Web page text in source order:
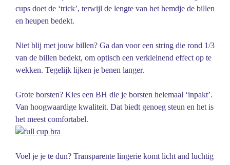
cups doet de ‘trick’, terwijl de lengte van het hemdje de billen
en heupen bedekt.
Niet blij met jouw billen? Ga dan voor een string die rond 1/3
van de billen bedekt, om optisch een verkleinend effect op te
wekken. Tegelijk lijken je benen langer.
Grote borsten? Kies een BH die je borsten helemaal ‘inpakt’.
Van hoogwaardige kwaliteit. Dat biedt genoeg steun en het is
het meest comfortabel.
Voel je je te dun? Transparente lingerie komt licht and luchtig